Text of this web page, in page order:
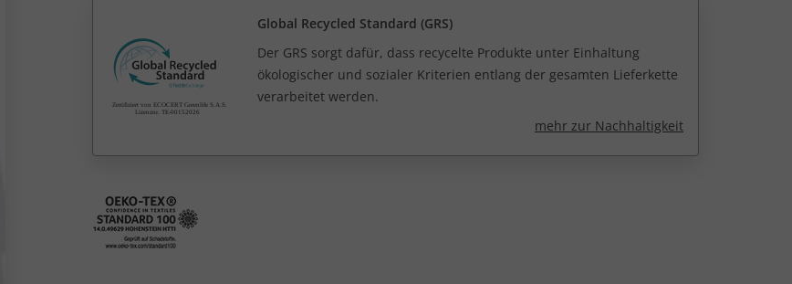
Global Recycled Standard (GRS)
Der GRS sorgt dafür, dass recycelte Produkte unter Einhaltung
ökologischer und sozialer Kriterien entlang der gesamten Lieferkette
verarbeitet werden.
mehr zur Nachhaltigkeit